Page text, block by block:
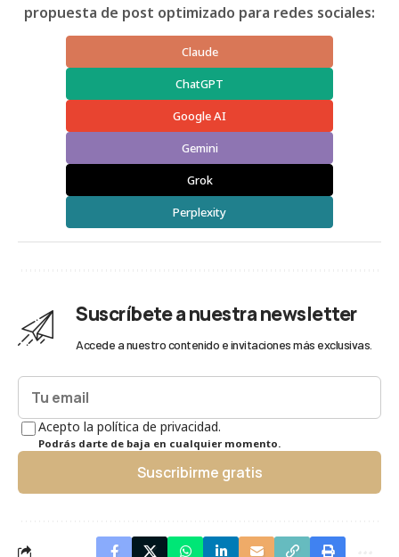
propuesta de post optimizado para redes sociales:
Claude
ChatGPT
Google AI
Gemini
Grok
Perplexity
Suscríbete a nuestra newsletter
Accede a nuestro contenido e invitaciones más exclusivas.
Acepto la política de privacidad.
Podrás darte de baja en cualquier momento.
Suscribirme gratis